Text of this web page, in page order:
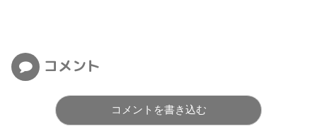
コメント
コメントを書き込む